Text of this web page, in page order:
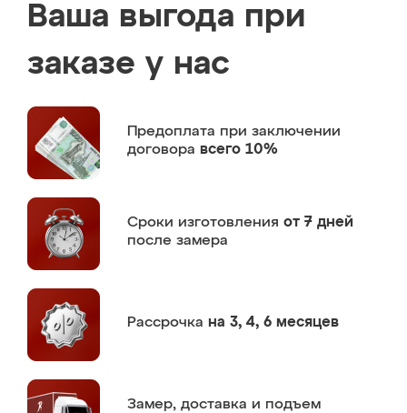
Ваша выгода при
заказе у нас
Предоплата при заключении
договора всего 10%
Сроки изготовления от 7 дней
после замера
Рассрочка на 3, 4, 6 месяцев
Замер, доставка и подъем